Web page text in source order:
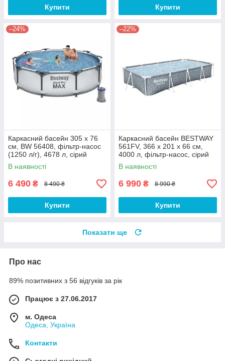
Купити Купити
–24%
Каркасний басейн 305 х 76
см, BW 56408, фільтр-насос
(1250 л/г), 4678 л, сірий
В наявності
6 490 ₴ 8 490 ₴
Купити
–22%
Каркасний басейн BESTWAY
561FV, 366 х 201 х 66 см,
4000 л, фільтр-насос, сірий
В наявності
6 990 ₴ 8 990 ₴
Купити
Показати ще
Про нас
89% позитивних з 56 відгуків за рік
Працює з 27.06.2017
м. Одеса
Одеса, Україна
Контакти